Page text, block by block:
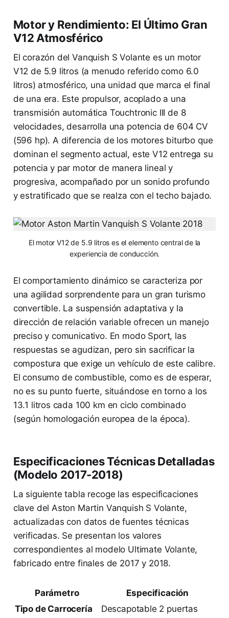
Motor y Rendimiento: El Último Gran
V12 Atmosférico
El corazón del Vanquish S Volante es un motor
V12 de 5.9 litros (a menudo referido como 6.0
litros) atmosférico, una unidad que marca el final
de una era. Este propulsor, acoplado a una
transmisión automática Touchtronic III de 8
velocidades, desarrolla una potencia de 604 CV
(596 hp). A diferencia de los motores biturbo que
dominan el segmento actual, este V12 entrega su
potencia y par motor de manera lineal y
progresiva, acompañado por un sonido profundo
y estratificado que se realza con el techo bajado.
El motor V12 de 5.9 litros es el elemento central de la
experiencia de conducción.
El comportamiento dinámico se caracteriza por
una agilidad sorprendente para un gran turismo
convertible. La suspensión adaptativa y la
dirección de relación variable ofrecen un manejo
preciso y comunicativo. En modo Sport, las
respuestas se agudizan, pero sin sacrificar la
compostura que exige un vehículo de este calibre.
El consumo de combustible, como es de esperar,
no es su punto fuerte, situándose en torno a los
13.1 litros cada 100 km en ciclo combinado
(según homologación europea de la época).
Especificaciones Técnicas Detalladas
(Modelo 2017-2018)
La siguiente tabla recoge las especificaciones
clave del Aston Martin Vanquish S Volante,
actualizadas con datos de fuentes técnicas
verificadas. Se presentan los valores
correspondientes al modelo Ultimate Volante,
fabricado entre finales de 2017 y 2018.
Parámetro
Especificación
Tipo de Carrocería
Descapotable 2 puertas